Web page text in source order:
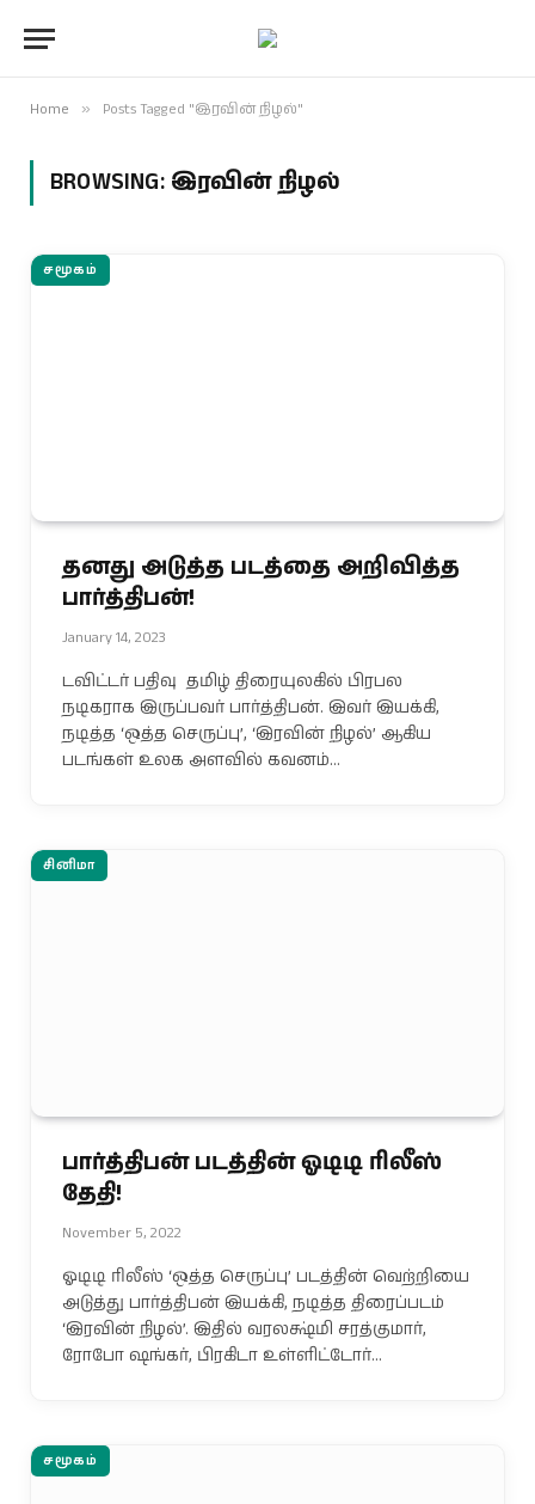
Home » Posts Tagged "இரவின் நிழல்"
BROWSING: இரவின் நிழல்
சமூகம்
தனது அடுத்த படத்தை அறிவித்த
பார்த்திபன்!
January 14, 2023
டவிட்டர் பதிவு தமிழ் திரையுலகில் பிரபல
நடிகராக இருப்பவர் பார்த்திபன். இவர் இயக்கி,
நடித்த ‘ஒத்த செருப்பு’, ‘இரவின் நிழல்’ ஆகிய
படங்கள் உலக அளவில் கவனம்…
சினிமா
பார்த்திபன் படத்தின் ஓடிடி ரிலீஸ்
தேதி!
November 5, 2022
ஓடிடி ரிலீஸ் ‘ஒத்த செருப்பு’ படத்தின் வெற்றியை
அடுத்து பார்த்திபன் இயக்கி, நடித்த திரைப்படம்
‘இரவின் நிழல்’. இதில் வரலக்ஷ்மி சரத்குமார்,
ரோபோ ஷங்கர், பிரகிடா உள்ளிட்டோர்…
சமூகம்